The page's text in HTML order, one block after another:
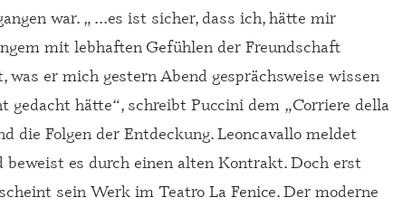
war. „ ...es ist sicher, dass ich, hätte mir
mit lebhaften Gefühlen der Freundschaft
er mich gestern Abend gesprächsweise wissen
gedacht hätte“, schreibt Puccini dem „Corriere della
die Folgen der Entdeckung. Leoncavallo meldet
es durch einen alten Kontrakt. Doch erst
sein Werk im Teatro La Fenice. Der moderne